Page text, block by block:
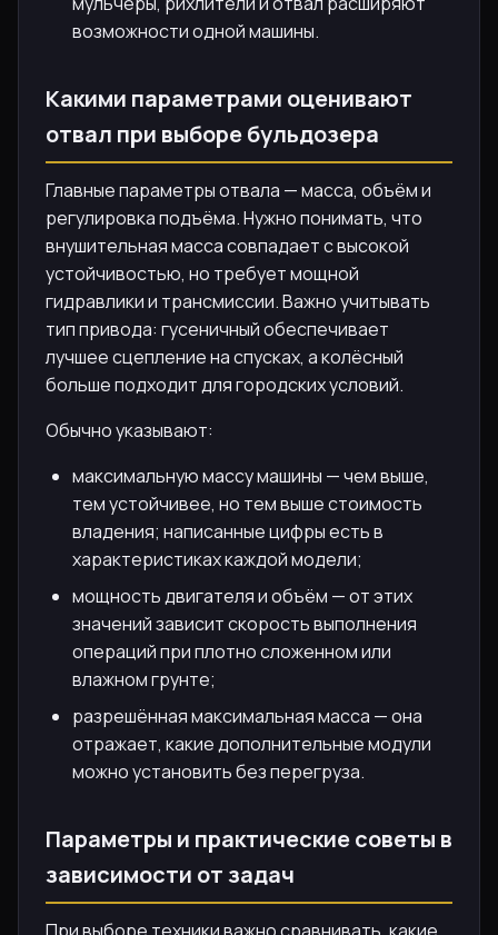
возможности одной машины.
Какими параметрами оценивают
отвал при выборе бульдозера
Главные параметры отвала — масса, объём и
регулировка подъёма. Нужно понимать, что
внушительная масса совпадает с высокой
устойчивостью, но требует мощной
гидравлики и трансмиссии. Важно учитывать
тип привода: гусеничный обеспечивает
лучшее сцепление на спусках, а колёсный
больше подходит для городских условий.
Обычно указывают:
максимальную массу машины — чем выше,
тем устойчивее, но тем выше стоимость
владения; написанные цифры есть в
характеристиках каждой модели;
мощность двигателя и объём — от этих
значений зависит скорость выполнения
операций при плотно сложенном или
влажном грунте;
разрешённая максимальная масса — она
отражает, какие дополнительные модули
можно установить без перегруза.
Параметры и практические советы в
зависимости от задач